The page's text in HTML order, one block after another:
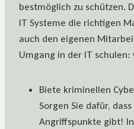
bestmöglich zu schützen.
IT Systeme die richtigen
auch den eigenen
Umgang in der IT schulen:
Biete kriminellen
Sorgen Sie dafür,
Angriffspunkte gibt!